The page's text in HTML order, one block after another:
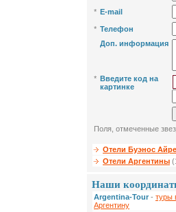
* E-mail
* Телефон
Доп. информация
* Введите код на
картинке
Поля, отмеченные
Отели Буэнос
Отели Аргентины
Наши
Argentina-Tour - туры
Аргентину